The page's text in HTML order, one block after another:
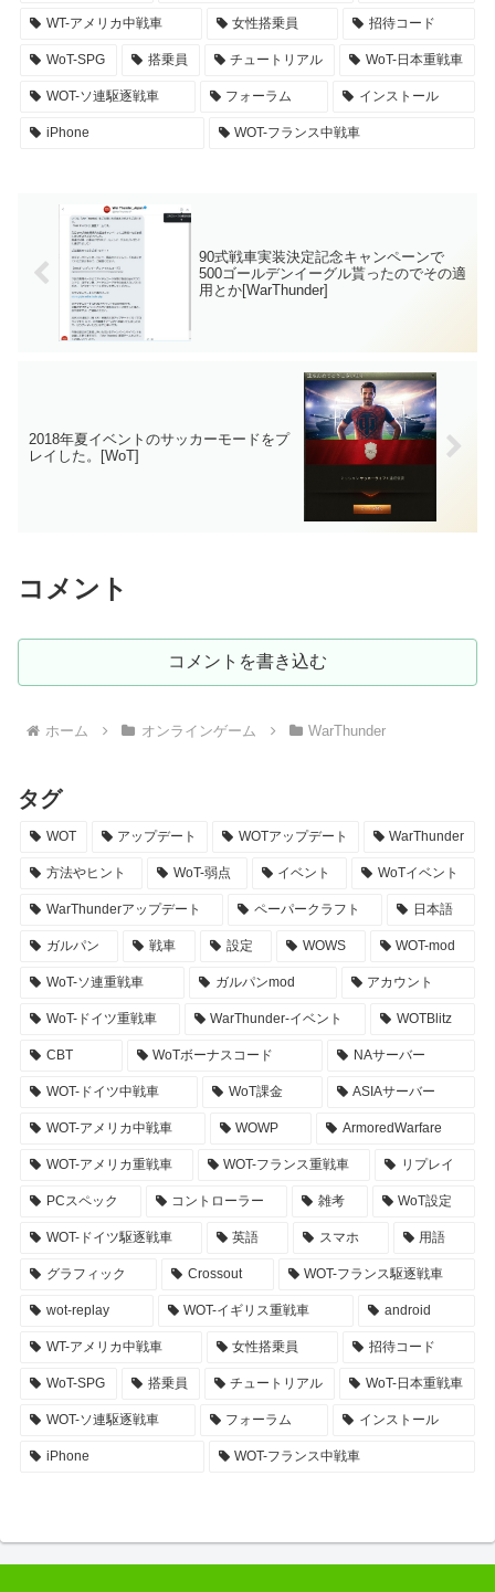
WT-アメリカ中戦車 女性搭乗員 招待コード
WoT-SPG 搭乗員 チュートリアル WoT-日本重戦車
WOT-ソ連駆逐戦車 フォーラム インストール
iPhone WOT-フランス中戦車
90式戦車実装決定記念キャンペーンで
500ゴールデンイーグル貰ったのでその適
用とか[WarThunder]
2018年夏イベントのサッカーモードをプ
レイした。[WoT]
コメント
コメントを書き込む
ホーム オンラインゲーム WarThunder
タグ
WOT アップデート WOTアップデート WarThunder
方法やヒント WoT-弱点 イベント WoTイベント
WarThunderアップデート ペーパークラフト 日本語
ガルパン 戦車 設定 WOWS WOT-mod
WoT-ソ連重戦車 ガルパンmod アカウント
WoT-ドイツ重戦車 WarThunder-イベント WOTBlitz
CBT WoTボーナスコード NAサーバー
WOT-ドイツ中戦車 WoT課金 ASIAサーバー
WOT-アメリカ中戦車 WOWP ArmoredWarfare
WOT-アメリカ重戦車 WOT-フランス重戦車 リプレイ
PCスペック コントローラー 雑考 WoT設定
WOT-ドイツ駆逐戦車 英語 スマホ 用語
グラフィック Crossout WOT-フランス駆逐戦車
wot-replay WOT-イギリス重戦車 android
WT-アメリカ中戦車 女性搭乗員 招待コード
WoT-SPG 搭乗員 チュートリアル WoT-日本重戦車
WOT-ソ連駆逐戦車 フォーラム インストール
iPhone WOT-フランス中戦車